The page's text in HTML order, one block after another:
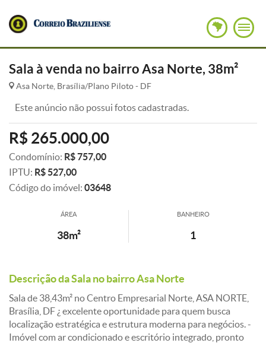
Sala à venda no bairro Asa Norte, 38m²
Asa Norte, Brasília/Plano Piloto - DF
Este anúncio não possui fotos cadastradas.
R$ 265.000,00
Condomínio: R$ 757,00
IPTU: R$ 527,00
Código do imóvel: 03648
ÁREA
38m²
BANHEIRO
1
Descrição da Sala no bairro Asa Norte
Sala de 38,43m² no Centro Empresarial Norte, ASA NORTE,
Brasília, DF ¿ excelente oportunidade para quem busca
localização estratégica e estrutura moderna para negócios. -
Imóvel com ar condicionado e escritório integrado, pronto